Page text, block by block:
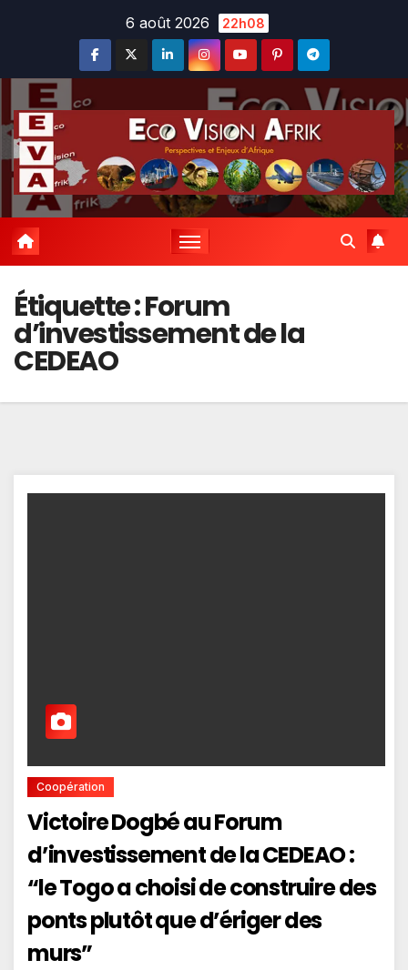
6 août 2026 22h08
Étiquette :Forum
d’investissement de la
CEDEAO
Coopération
Victoire Dogbé au Forum
d’investissement de la CEDEAO :
“le Togo a choisi de construire des
ponts plutôt que d’ériger des
murs”